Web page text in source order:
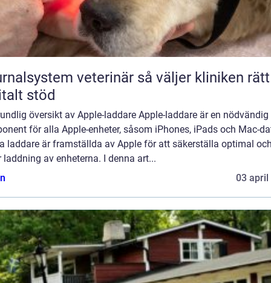
veterinär så väljer kliniken rätt
stöd
översikt av Apple-laddare Apple-laddare är en nödvändig
för alla Apple-enheter, såsom iPhones, iPads och Mac-
laddare är framställda av Apple för att säkerställa optimal
laddning av enheterna. I denna art...
03 april